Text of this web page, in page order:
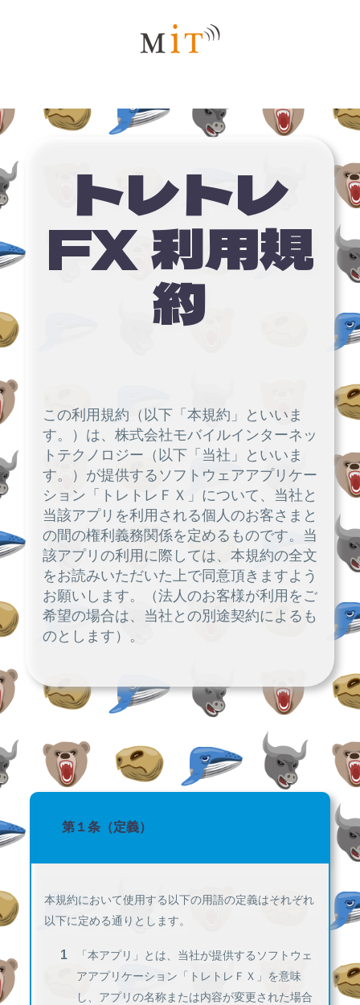
トレトレ
FX 利用規
約
この利用規約（以下「本規約」といいま
す。）は、株式会社モバイルインターネッ
トテクノロジー（以下「当社」といいま
す。）が提供するソフトウェアアプリケー
ション「トレトレＦＸ」について、当社と
当該アプリを利用される個人のお客さまと
の間の権利義務関係を定めるものです。当
該アプリの利用に際しては、本規約の全文
をお読みいただいた上で同意頂きますよう
お願いします。（法人のお客様が利用をご
希望の場合は、当社との別途契約によるも
のとします）。
第１条（定義）
本規約において使用する以下の用語の定義はそれぞれ
以下に定める通りとします。
「本アプリ」とは、当社が提供するソフトウェ
アアプリケーション「トレトレＦＸ」を意味
し、アプリの名称または内容が変更された場合